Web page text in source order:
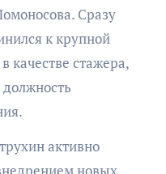
Сразу
к крупной
качестве стажера,
активно
новых